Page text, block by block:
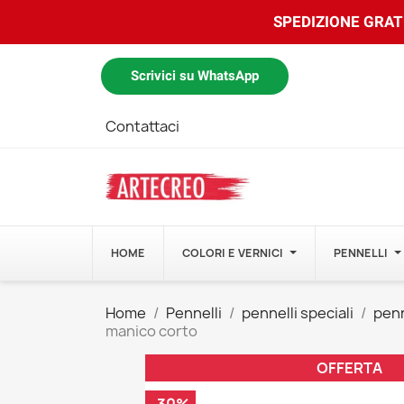
SPEDIZIONE
Scrivici su WhatsApp
Contattaci
HOME COLORI E VERNICI PENNELLI
Home Pennelli pennelli speciali
manico corto
OFFERTA